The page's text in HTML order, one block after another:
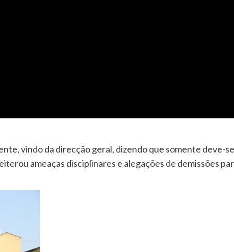
vindo da direcção geral, dizendo que somente deve-se
ameaças disciplinares e alegações de demissões